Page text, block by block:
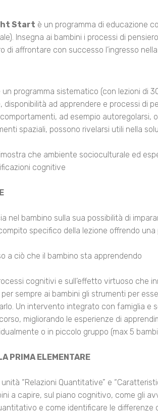
Start è un programma di educazione
Insegna ai bambini i processi di
di affrontare con successo l’ingresso
un programma sistematico (con lezioni di
disponibilità ad apprendere e processi di
ad esempio autoregolarsi,
spaziali, possono rivelarsi utili nella
che ambiente socioculturale ed
cognitive
nel bambino sulla sua possibilità di
specifico della lezione offrendo
a ciò che il bambino sta apprendendo
cognitivi e sull’effetto virtuoso che
sempre ai bambini gli strumenti per
Un intervento integrato con famiglia
migliorando le esperienze di
o in piccolo gruppo (max 5
PRIMA ELEMENTARE
“Relazioni Quantitative” e
a capire, sul piano cognitivo, come gli
e come identificare le